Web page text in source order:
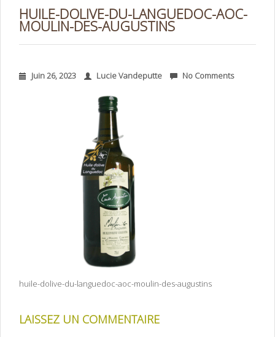
HUILE-DOLIVE-DU-LANGUEDOC-AOC-
MOULIN-DES-AUGUSTINS
Juin 26, 2023 Lucie Vandeputte No Comments
huile-dolive-du-languedoc-aoc-moulin-des-augustins
LAISSEZ UN COMMENTAIRE